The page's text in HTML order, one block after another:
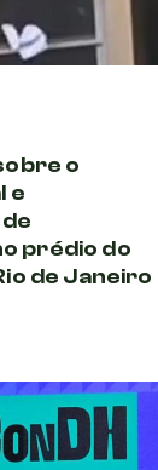
o
e
prédio do
de Janeiro